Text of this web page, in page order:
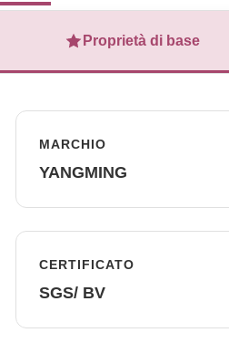
Proprietà di base
MARCHIO
YANGMING
CERTIFICATO
SGS/ BV